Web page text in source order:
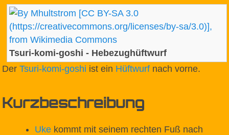
Tsuri-komi-goshi - Hebezughüftwurf
Der Tsuri-komi-goshi ist ein Hüftwurf nach vorne.
Kurzbeschreibung
Uke kommt mit seinem rechten Fuß nach